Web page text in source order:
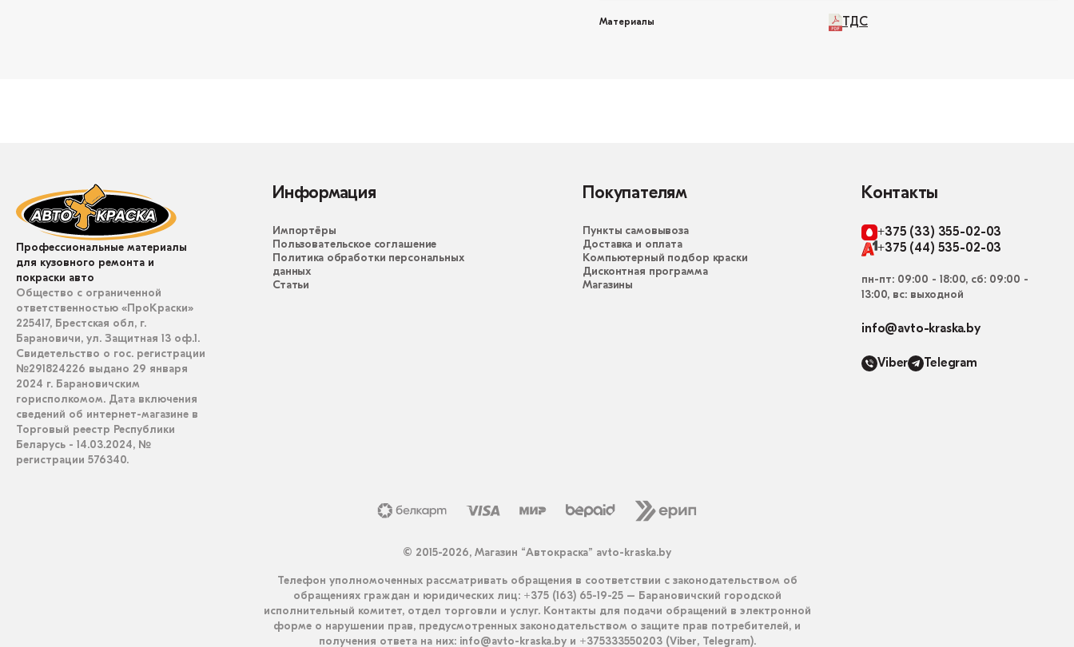
Материалы ТДС
Профессиональные материалы
для кузовного ремонта и
покраски авто
Общество с ограниченной
ответственностью «ПроКраски»
225417, Брестская обл, г.
Барановичи, ул. Защитная 13 оф.1.
Свидетельство о гос. регистрации
№291824226 выдано 29 января
2024 г. Барановичским
горисполкомом. Дата включения
сведений об интернет-магазине в
Торговый реестр Республики
Беларусь - 14.03.2024, №
регистрации 576340.
Информация
Импортёры
Пользовательское соглашение
Политика обработки персональных
данных
Статьи
Покупателям
Пункты самовывоза
Доставка и оплата
Компьютерный подбор краски
Дисконтная программа
Магазины
Контакты
+375 (33) 355-02-03
+375 (44) 535-02-03
пн-пт: 09:00 - 18:00, сб: 09:00 -
13:00, вс: выходной
info@avto-kraska.by
Viber Telegram
© 2015-2026, Магазин “Автокраска” avto-kraska.by
Телефон уполномоченных рассматривать обращения в соответствии с законодательством об
обращениях граждан и юридических лиц: +375 (163) 65-19-25 – Барановичский городской
исполнительный комитет, отдел торговли и услуг. Контакты для подачи обращений в электронной
форме о нарушении прав, предусмотренных законодательством о защите прав потребителей, и
получения ответа на них: info@avto-kraska.by и +375333550203 (Viber, Telegram).